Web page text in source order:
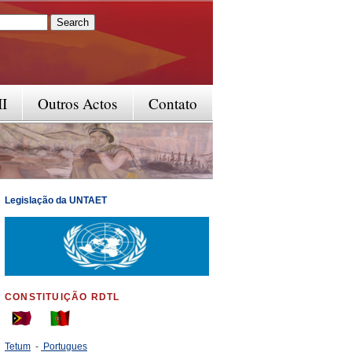
Contato
Outros Actos
Legislação da UNTAET
CONSTITUIÇÃO RDTL
Tetum - Portugues